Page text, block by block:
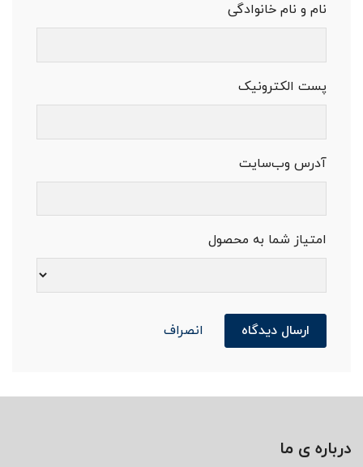
نام و نام خانوادگی
پست الکترونیک
آدرس وب‌سایت
امتیاز شما به محصول
ارسال دیدگاه انصراف
درباره ی ما